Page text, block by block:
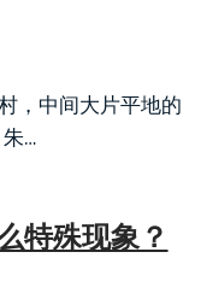
，中间大片平地的
…
特殊现象？